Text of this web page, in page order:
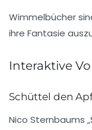
Wimmelbücher
ihre Fantasie
Interaktive
Schüttel den
Nico Sternbaums